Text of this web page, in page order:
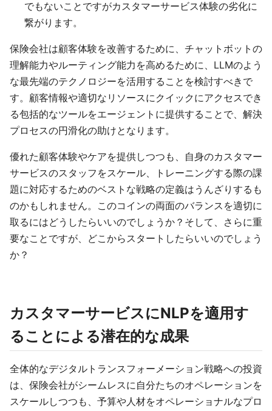
でもないことですがカスタマーサービス体験の劣化に
繋がります。
保険会社は顧客体験を改善するために、チャットボットの
理解能力やルーティング能力を高めるために、LLMのよう
な最先端のテクノロジーを活用することを検討すべきで
す。顧客情報や適切なリソースにクイックにアクセスでき
る包括的なツールをエージェントに提供することで、解決
プロセスの円滑化の助けとなります。
優れた顧客体験やケアを提供しつつも、自身のカスタマー
サービスのスタッフをスケール、トレーニングする際の課
題に対応するためのベストな戦略の定義はうんざりするも
のかもしれません。このコインの両面のバランスを適切に
取るにはどうしたらいいのでしょうか？そして、さらに重
要なことですが、どこからスタートしたらいいのでしょう
か？
カスタマーサービスにNLPを適用す
ることによる潜在的な成果
全体的なデジタルトランスフォーメーション戦略への投資
は、保険会社がシームレスに自分たちのオペレーションを
スケールしつつも、予算や人材をオペレーショナルなプロ